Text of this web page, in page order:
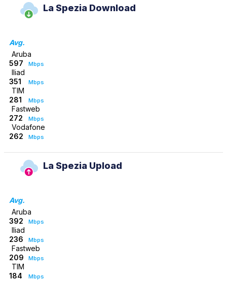
La Spezia Download
Avg.
Aruba
597
Mbps
Iliad
351
Mbps
TIM
281
Mbps
Fastweb
272
Mbps
Vodafone
262
Mbps
La Spezia Upload
Avg.
Aruba
392
Mbps
Iliad
236
Mbps
Fastweb
209
Mbps
TIM
184
Mbps